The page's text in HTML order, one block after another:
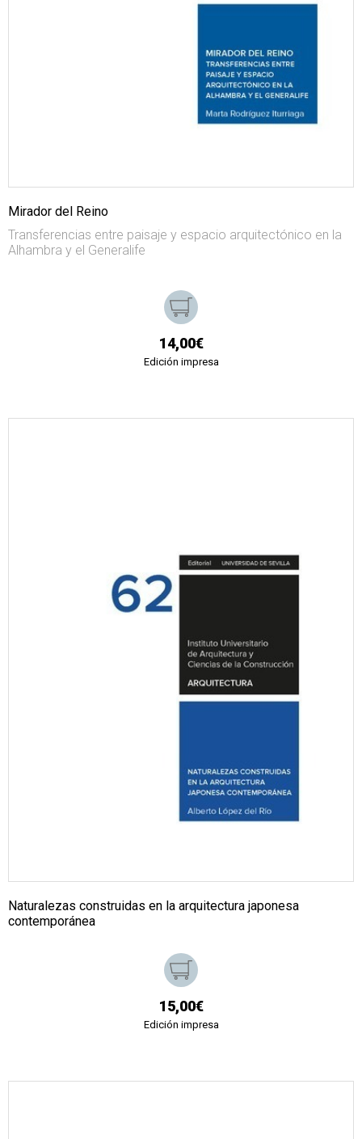
Mirador del Reino
Transferencias entre paisaje y espacio arquitectónico en la
Alhambra y el Generalife
14,00€
Edición impresa
Naturalezas construidas en la arquitectura japonesa
contemporánea
15,00€
Edición impresa